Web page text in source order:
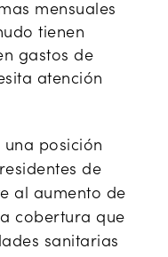
mensuales
tienen
gastos de
atención
posición
de
al aumento de
cobertura que
sanitarias